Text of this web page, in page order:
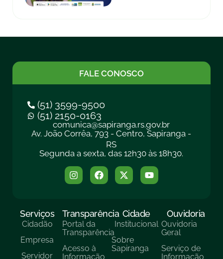
FALE CONOSCO
(51) 3599-9500
(51) 2150-0163
comunica@sapiranga.rs.gov.br
Av. João Corrêa, 793 - Centro, Sapiranga -
RS
Segunda a sexta, das 12h30 às 18h30.
Serviços
Cidadão
Empresa
Servidor
Transparência
Portal da
Transparência
Acesso à
Informação
Cidade
Institucional
Sobre
Sapiranga
Ouvidoria
Ouvidoria
Geral
Serviço de
Informação